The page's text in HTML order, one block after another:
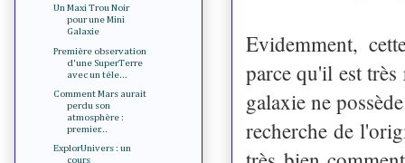
Evidemment,
parce qu'il est
galaxie ne
recherche de
Un Maxi Trou Noir
pour une Mini
Galaxie
Première observation
d'une SuperTerre
avec un téle...
Comment Mars aurait
perdu son
atmosphère :
premier...
ExplorUnivers : un
cours